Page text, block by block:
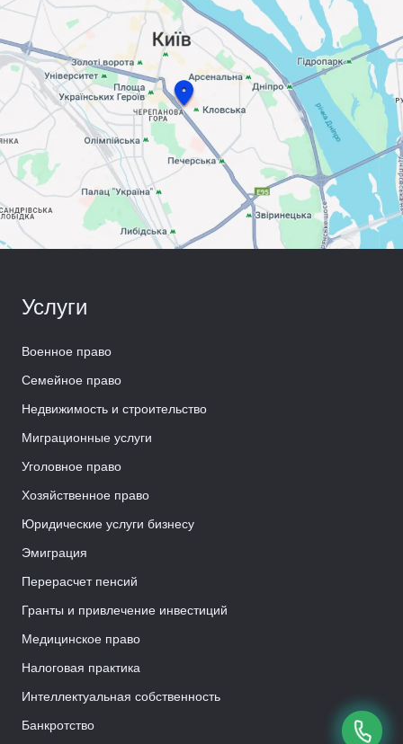
Услуги
Военное право
Семейное право
Недвижимость и строительство
Миграционные услуги
Уголовное право
Хозяйственное право
Юридические услуги бизнесу
Эмиграция
Перерасчет пенсий
Гранты и привлечение инвестиций
Медицинское право
Налоговая практика
Интеллектуальная собственность
Банкротство